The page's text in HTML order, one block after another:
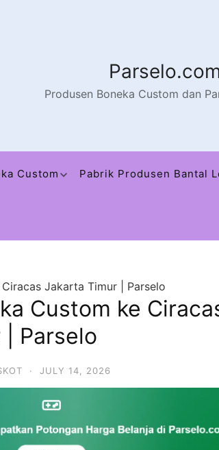
Produsen Boneka Custom dan
Custom Pabrik Produsen Bantal
Jakarta Timur | Parselo
Custom ke
Parselo
· JULY 14, 2026